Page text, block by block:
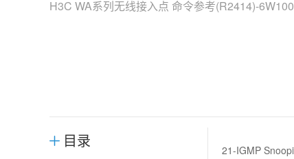
H3C WA系列无线接入点 命令参考(R2414)-6W100
目录 21-IGMP